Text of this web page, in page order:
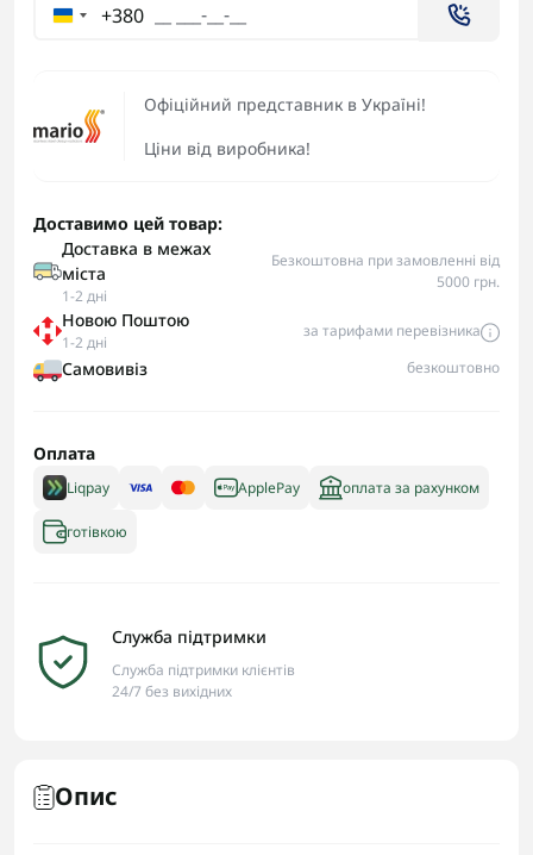
Офіційний представник в Україні!
Ціни від виробника!
+380
Доставимо цей товар:
Доставка в межах
міста
1-2 дні
Безкоштовна при замовленні від
5000 грн.
Новою Поштою
1-2 дні
за тарифами перевізника
Самовивіз безкоштовно
Оплата
Liqpay ApplePay оплата за рахунком
готівкою
Служба підтримки
Служба підтримки клієнтів
24/7 без вихідних
Опис